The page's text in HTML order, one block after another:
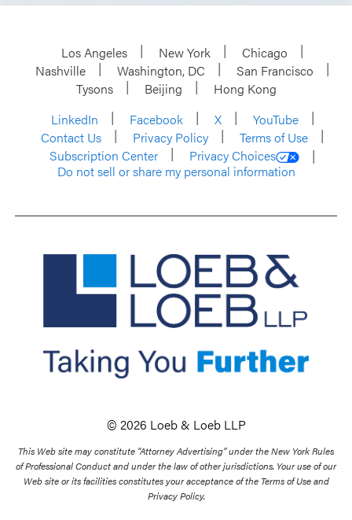
Los Angeles New York
Chicago
Nashville
Washington, DC
San Francisco
Tysons
Beijing
Hong Kong
LinkedIn
Facebook X
YouTube
Contact Us
Privacy Policy
Terms of Use
Subscription Center
Privacy Choices
Do not sell or share my personal information
© 2026 Loeb & Loeb LLP
This Web site may constitute “Attorney Advertising” under the New York Rules
of Professional Conduct and under the law of other jurisdictions. Your use of our
Web site or its facilities constitutes your acceptance of the Terms of Use and
Privacy Policy.